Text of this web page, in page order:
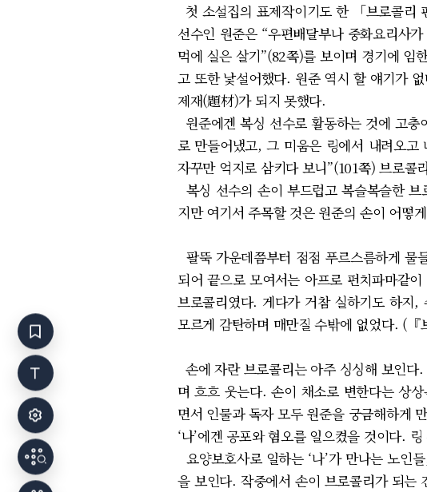
첫 소설집의 표제작이기도 한 「브로콜리
선수인 원준은 “우편배달부나 중화요리사
먹에 실은 살기”(82쪽)를 보이며 경기에 임
고 또한 낯설어했다. 원준 역시 할 얘기가
제재(題材)가 되지 못했다.
원준에겐 복싱 선수로 활동하는 것에 고
로 만들어냈고, 그 미움은 링에서 내려오고
자꾸만 억지로 삼키다 보니”(101쪽) 브로콜
복싱 선수의 손이 부드럽고 복슬복슬한
지만 여기서 주목할 것은 원준의 손이 어떻
팔뚝 가운데쯤부터 점점 푸르스름하게 물
되어 끝으로 모여서는 아프로 펀치파마같
브로콜리였다. 게다가 거참 실하기도 하지
모르게 감탄하며 매만질 수밖에 없었다. (
손에 자란 브로콜리는 아주 싱싱해 보인
며 흐흐 웃는다. 손이 채소로 변한다는 상
면서 인물과 독자 모두 원준을 궁금해하게
‘나’에겐 공포와 혐오를 일으켰을 것이다.
요양보호사로 일하는 ‘나’가 만나는 노
을 보인다. 작중에서 손이 브로콜리가 되는